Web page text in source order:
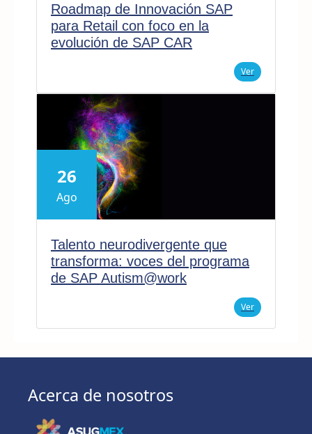
Roadmap de Innovación SAP
para Retail con foco en la
evolución de SAP CAR
Ver
26
Ago
Talento neurodivergente que
transforma: voces del programa
de SAP Autism@work
Ver
Acerca de nosotros